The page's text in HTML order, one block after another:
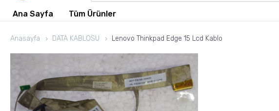
Ana Sayfa Tüm Ürünler
Anasayfa DATA KABLOSU Lenovo Thinkpad Edge 15 Lcd Kablo